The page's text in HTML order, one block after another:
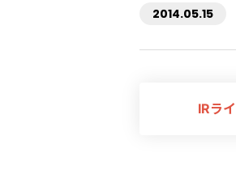
2014.05.15
IRラ